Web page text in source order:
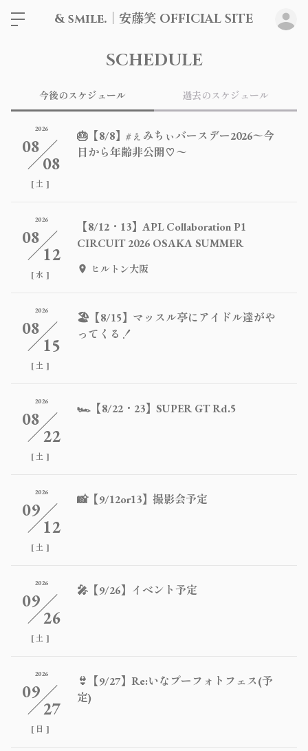
& smile.｜安藤笑 OFFICIAL SITE
SCHEDULE
今後のスケジュール 過去のスケジュール
2026
08
08
[ 土 ]
🎂【8/8】#ぇみちぃバースデー2026〜今
日から年齢非公開♡〜
2026
08
12
[ 水 ]
【8/12・13】APL Collaboration P1
CIRCUIT 2026 OSAKA SUMMER
ヒルトン大阪
2026
08
15
[ 土 ]
🏖️【8/15】マッスル亭にアイドル達がや
ってくる！
2026
08
22
[ 土 ]
🏎️【8/22・23】SUPER GT Rd.5
2026
09
12
[ 土 ]
📸【9/12or13】撮影会予定
2026
09
26
[ 土 ]
🎤【9/26】イベント予定
2026
09
27
[ 日 ]
👙【9/27】Re:いなプーフォトフェス(予
定)